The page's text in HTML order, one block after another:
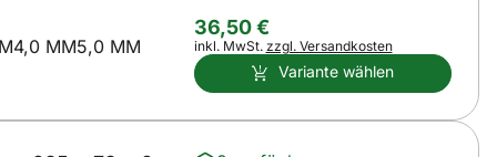
4,0 MM5,0 MM
36,50€
Steuerhinweis:
inkl. MwSt. zzgl. Versandkosten
Variante wählen